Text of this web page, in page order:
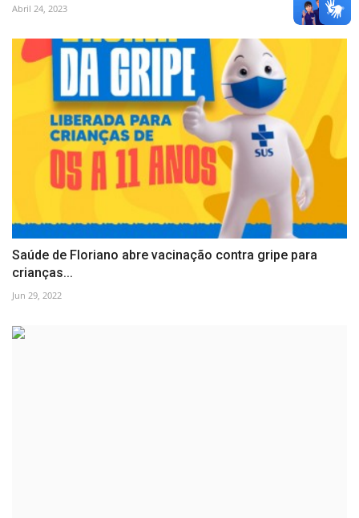
Abril 24, 2023
Saúde de Floriano abre vacinação contra gripe para
crianças...
Jun 29, 2022